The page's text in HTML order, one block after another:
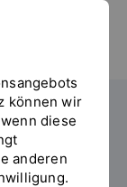
können wir
diese
anderen